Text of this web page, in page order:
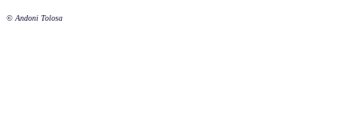
© Andoni Tolosa